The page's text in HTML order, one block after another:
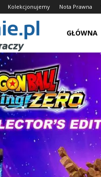
Kolekcjonujemy Nota Prawna
Grywalnie.pl
–
Świątynia
Graczy,
GŁÓWNA